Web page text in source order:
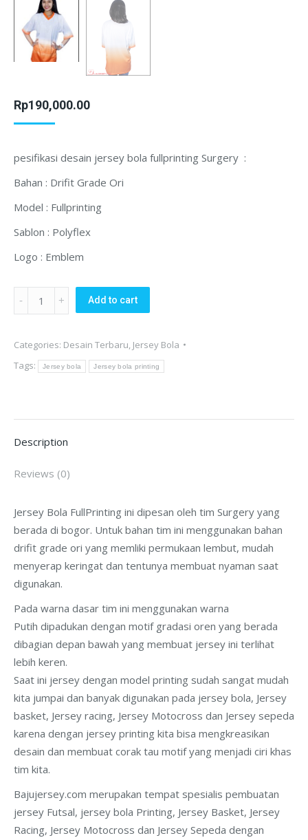
Rp190,000.00
pesifikasi desain jersey bola fullprinting Surgery :
Bahan : Drifit Grade Ori
Model : Fullprinting
Sablon : Polyflex
Logo : Emblem
Jersey
bola
Surgery
Bogor
Add to cart
Categories: Desain Terbaru, Jersey Bola
Tags:
Jersey bola Jersey bola printing
Description
Reviews (0)
Jersey Bola FullPrinting ini dipesan oleh tim Surgery yang
berada di bogor. Untuk bahan tim ini menggunakan bahan
drifit grade ori yang memliki permukaan lembut, mudah
menyerap keringat dan tentunya membuat nyaman saat
digunakan.
Pada warna dasar tim ini menggunakan warna
Putih dipadukan dengan motif gradasi oren yang berada
dibagian depan bawah yang membuat jersey ini terlihat
lebih keren.
Saat ini jersey dengan model printing sudah sangat mudah
kita jumpai dan banyak digunakan pada jersey bola, Jersey
basket, Jersey racing, Jersey Motocross dan Jersey sepeda
karena dengan jersey printing kita bisa mengkreasikan
desain dan membuat corak tau motif yang menjadi ciri khas
tim kita.
Bajujersey.com merupakan tempat spesialis pembuatan
jersey Futsal, jersey bola Printing, Jersey Basket, Jersey
Racing, Jersey Motocross dan Jersey Sepeda dengan